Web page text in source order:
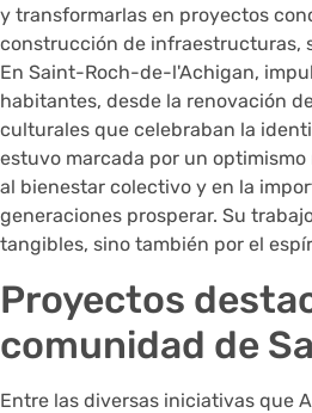
y transformarlas en proyectos
construcción de infraestructuras,
En Saint-Roch-de-l'Achigan,
habitantes, desde la renovación
culturales que celebraban la
estuvo marcada por un
al bienestar colectivo y en la
generaciones prosperar. Su
tangibles, sino también por el
Proyectos
comunidad de
Entre las diversas iniciativas que